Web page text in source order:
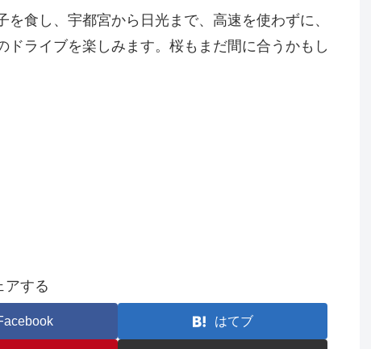
食し、宇都宮から日光まで、高速を使わずに、
ライブを楽しみます。桜もまだ間に合うかもし
アする
はてブ